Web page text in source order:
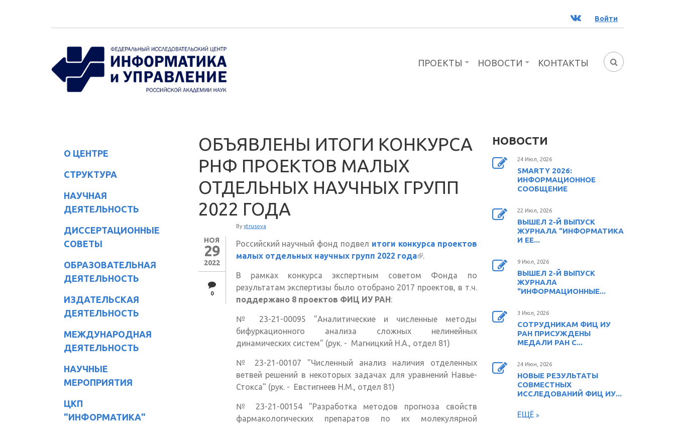
ВК Войти
ФОРМА
ПРОЕКТЫ НОВОСТИ КОНТАКТЫ
О ЦЕНТРЕ
СТРУКТУРА
НАУЧНАЯ
ДЕЯТЕЛЬНОСТЬ
ДИССЕРТАЦИОННЫЕ
СОВЕТЫ
ОБРАЗОВАТЕЛЬНАЯ
ДЕЯТЕЛЬНОСТЬ
ИЗДАТЕЛЬСКАЯ
ДЕЯТЕЛЬНОСТЬ
МЕЖДУНАРОДНАЯ
ДЕЯТЕЛЬНОСТЬ
НАУЧНЫЕ
МЕРОПРИЯТИЯ
ЦКП
"ИНФОРМАТИКА"
ОБЪЯВЛЕНЫ ИТОГИ КОНКУРСА
РНФ ПРОЕКТОВ МАЛЫХ
ОТДЕЛЬНЫХ НАУЧНЫХ ГРУПП
2022 ГОДА
НОЯ
29
2022
0
By ytrusova
Российский научный фонд подвел итоги конкурса проектов
малых отдельных научных групп 2022 года(внешняя
.
В рамках конкурса экспертным советом Фонда по
результатам экспертизы было отобрано 2017 проектов, в т.ч.
поддержано 8 проектов ФИЦ ИУ РАН:
№ 23-21-00095 "Аналитические и численные методы
бифуркационного анализа сложных нелинейных
динамических систем" (рук. - Магницкий Н.А., отдел 81)
№ 23-21-00107 "Численный анализ наличия отделенных
ветвей решений в некоторых задачах для уравнений Навье-
Стокса" (рук. - Евстигнеев Н.М., отдел 81)
№ 23-21-00154 "Разработка методов прогноза свойств
фармакологических препаратов по их молекулярной
НОВОСТИ
24 Июл, 2026
SMARTY 2026:
ИНФОРМАЦИОННОЕ
СООБЩЕНИЕ
22 Июл, 2026
ВЫШЕЛ 2-Й ВЫПУСК
ЖУРНАЛА "ИНФОРМАТИКА
И ЕЕ...
9 Июл, 2026
ВЫШЕЛ 2-Й ВЫПУСК
ЖУРНАЛА
"ИНФОРМАЦИОННЫЕ...
3 Июл, 2026
СОТРУДНИКАМ ФИЦ ИУ
РАН ПРИСУЖДЕНЫ
МЕДАЛИ РАН С...
24 Июн, 2026
НОВЫЕ РЕЗУЛЬТАТЫ
СОВМЕСТНЫХ
ИССЛЕДОВАНИЙ ФИЦ ИУ...
ЕЩЁ